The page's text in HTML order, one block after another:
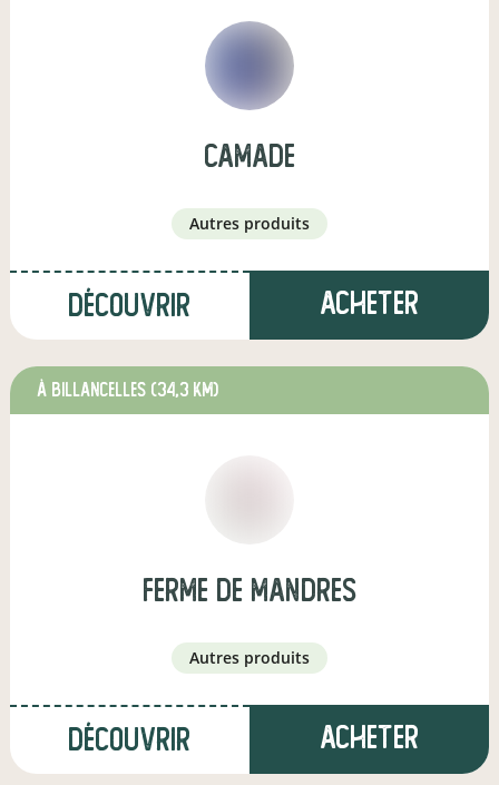
Camade
autres produits
Découvrir Acheter
à BILLANCELLES (34,3 km)
ferme de mandres
autres produits
Découvrir Acheter